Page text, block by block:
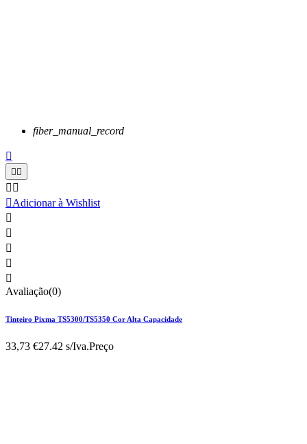
fiber_manual_record

 
 
Adicionar à Wishlist





Avaliação(0)
Tinteiro Pixma TS5300/TS5350 Cor Alta Capacidade
33,73 €27.42 s/Iva.Preço